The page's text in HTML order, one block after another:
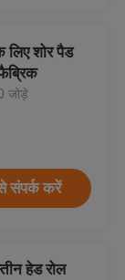
लिए शोर पैड
जोड़े
संपर्क करें
हेड रोल